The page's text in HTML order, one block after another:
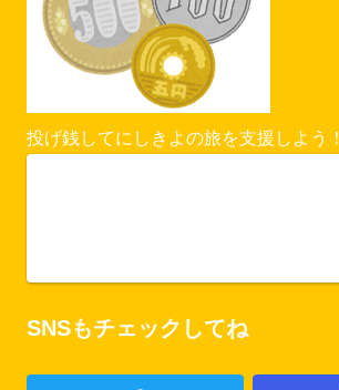
投げ銭してにしきよの旅を支援しよう！
SNSもチェックしてね